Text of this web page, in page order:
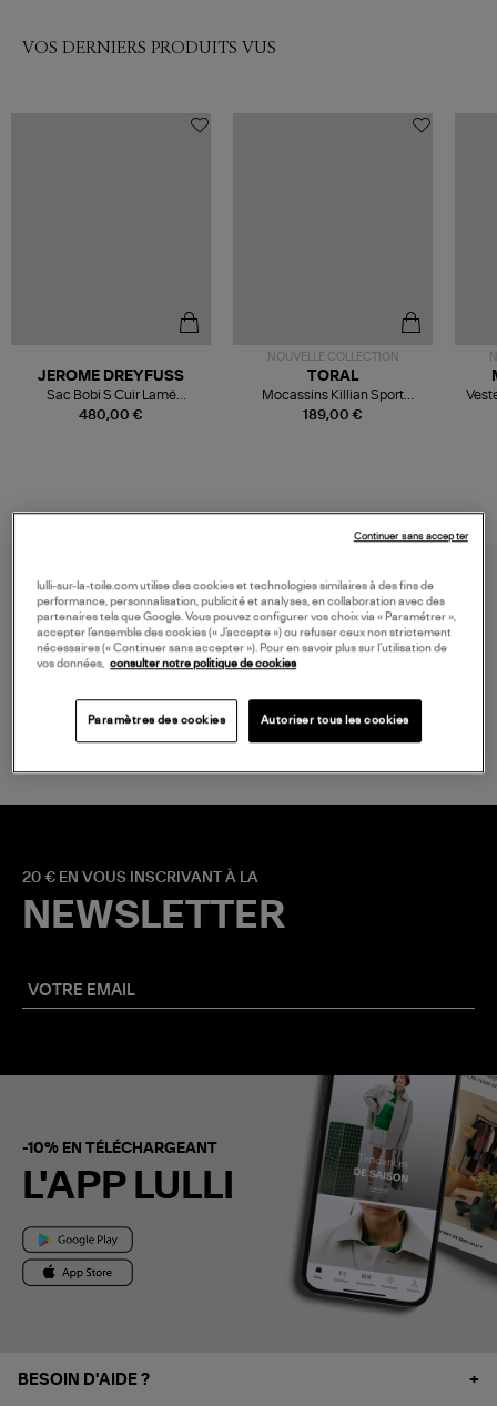
VOS DERNIERS PRODUITS VUS
480,00 €
JEROME DREYFUSS
Sac Bobi S Cuir Lamé
Champagne
NOUVELLE COLLECTION
189,00 €
TORAL
Mocassins Killian Sport
Mousse
LIVRAISON GRATUITE
à partir de 150 € d'achat*
20 € EN VOUS INSCRIVANT À LA
NEWSLETTER
-10% EN TÉLÉCHARGEANT
L'APP LULLI
BESOIN D'AIDE ?
lulli-sur-la-toile.com utilise des cookies et technologies similaires à des fins de
performance, personnalisation, publicité et analyses, en collaboration avec des
partenaires tels que Google. Vous pouvez configurer vos choix via « Paramétrer »,
accepter l’ensemble des cookies (« J’accepte ») ou refuser ceux non strictement
nécessaires (« Continuer sans accepter »). Pour en savoir plus sur l’utilisation de
vos données, consulter notre politique de cookies
Paramètres des cookies Autoriser tous les cookies
Continuer sans accepter